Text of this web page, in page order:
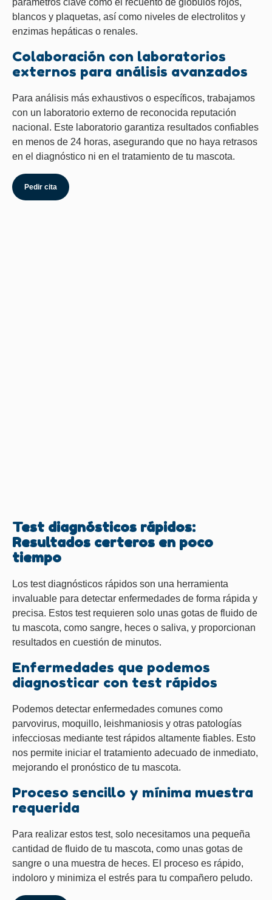
parámetros clave como el recuento de glóbulos rojos,
blancos y plaquetas, así como niveles de electrolitos y
enzimas hepáticas o renales.
Colaboración con laboratorios
externos para análisis avanzados
Para análisis más exhaustivos o específicos, trabajamos
con un laboratorio externo de reconocida reputación
nacional. Este laboratorio garantiza resultados confiables
en menos de 24 horas, asegurando que no haya retrasos
en el diagnóstico ni en el tratamiento de tu mascota.
Pedir cita
Test diagnósticos rápidos:
Resultados certeros en poco
tiempo
Los test diagnósticos rápidos son una herramienta
invaluable para detectar enfermedades de forma rápida y
precisa. Estos test requieren solo unas gotas de fluido de
tu mascota, como sangre, heces o saliva, y proporcionan
resultados en cuestión de minutos.
Enfermedades que podemos
diagnosticar con test rápidos
Podemos detectar enfermedades comunes como
parvovirus, moquillo, leishmaniosis y otras patologías
infecciosas mediante test rápidos altamente fiables. Esto
nos permite iniciar el tratamiento adecuado de inmediato,
mejorando el pronóstico de tu mascota.
Proceso sencillo y mínima muestra
requerida
Para realizar estos test, solo necesitamos una pequeña
cantidad de fluido de tu mascota, como unas gotas de
sangre o una muestra de heces. El proceso es rápido,
indoloro y minimiza el estrés para tu compañero peludo.